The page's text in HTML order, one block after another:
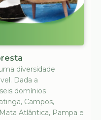
diversidade
Dada a
domínios
Campos,
Atlântica, Pampa e